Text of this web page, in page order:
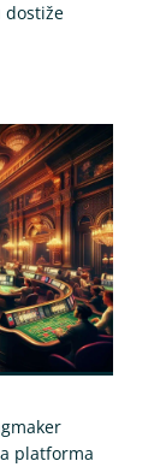
dostiže
platforma